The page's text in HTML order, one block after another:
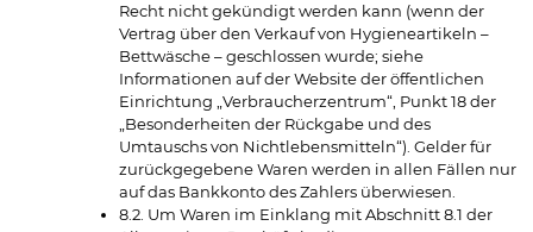
Recht nicht gekündigt werden kann (wenn der
Vertrag über den Verkauf von Hygieneartikeln –
Bettwäsche – geschlossen wurde; siehe
Informationen auf der Website der öffentlichen
Einrichtung „Verbraucherzentrum“, Punkt 18 der
„Besonderheiten der Rückgabe und des
Umtauschs von Nichtlebensmitteln“). Gelder für
zurückgegebene Waren werden in allen Fällen nur
auf das Bankkonto des Zahlers überwiesen.
8.2. Um Waren im Einklang mit Abschnitt 8.1 der